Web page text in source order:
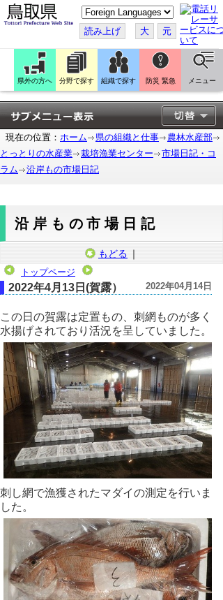
こ
の
ペ
ー
ジ
翻
訳
す
る
読み上げ 大 元
県外の方へ 分野で探す 組織で探す 防災 緊急 メニュー
現在の位置： ホーム 県の組織と仕事
農林水産部
とっとりの水産業
栽培漁業センター
市場日記・コ
ラム
沿岸もの市場日記
沿岸もの市場日記
もどる ｜
トップページ
2022年04月14日
2022年4月13日(賀露）
この日の賀露は定置もの、刺網ものが多く
水揚げされており活況を呈していました。
刺し網で漁獲されたマダイの測定を行いま
した。